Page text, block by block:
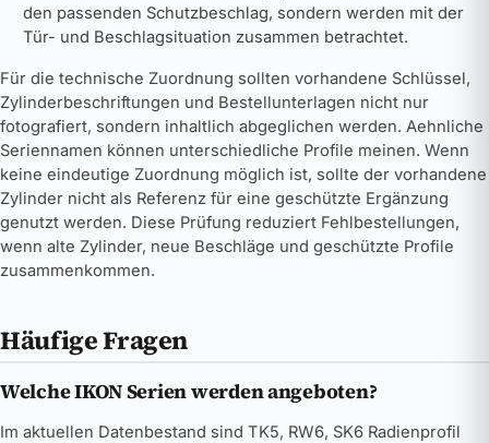
den passenden Schutzbeschlag, sondern werden mit der
Tür- und Beschlagsituation zusammen betrachtet.
Für die technische Zuordnung sollten vorhandene Schlüssel,
Zylinderbeschriftungen und Bestellunterlagen nicht nur
fotografiert, sondern inhaltlich abgeglichen werden. Aehnliche
Seriennamen können unterschiedliche Profile meinen. Wenn
keine eindeutige Zuordnung möglich ist, sollte der vorhandene
Zylinder nicht als Referenz für eine geschützte Ergänzung
genutzt werden. Diese Prüfung reduziert Fehlbestellungen,
wenn alte Zylinder, neue Beschläge und geschützte Profile
zusammenkommen.
Häufige Fragen
Welche IKON Serien werden angeboten?
Im aktuellen Datenbestand sind TK5, RW6, SK6 Radienprofil